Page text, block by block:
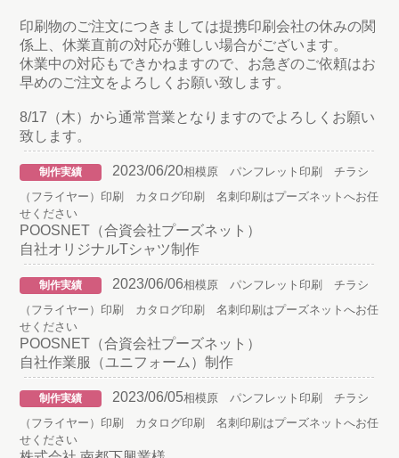
印刷物のご注文につきましては提携印刷会社の休みの関
係上、休業直前の対応が難しい場合がございます。
休業中の対応もできかねますので、お急ぎのご依頼はお
早めのご注文をよろしくお願い致します。
8/17（木）から通常営業となりますのでよろしくお願い
致します。
制作実績 2023/06/20相模原 パンフレット印刷 チラシ
（フライヤー）印刷 カタログ印刷 名刺印刷はプーズネットへお任
せください
POOSNET（合資会社プーズネット）
自社オリジナルTシャツ制作
制作実績 2023/06/06相模原 パンフレット印刷 チラシ
（フライヤー）印刷 カタログ印刷 名刺印刷はプーズネットへお任
せください
POOSNET（合資会社プーズネット）
自社作業服（ユニフォーム）制作
制作実績 2023/06/05相模原 パンフレット印刷 チラシ
（フライヤー）印刷 カタログ印刷 名刺印刷はプーズネットへお任
せください